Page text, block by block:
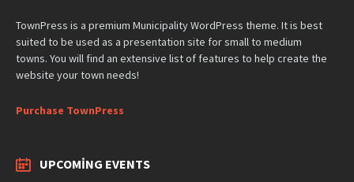
TownPress is a premium Municipality WordPress theme. It is best
suited to be used as a presentation site for small to medium
towns. You will find an extensive list of features to help create the
website your town needs!
Purchase TownPress
UPCOMING EVENTS